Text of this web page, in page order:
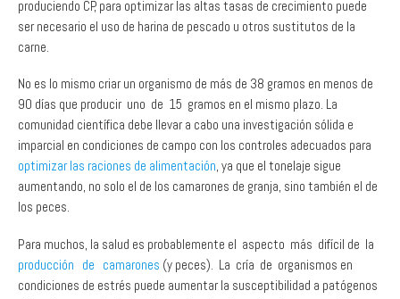
carne.
No es lo mismo criar un organismo de más de 38 gramos en menos de
comunidad científica debe llevar a cabo una investigación sólida e
imparcial en condiciones de campo con los controles adecuados para
optimizar las raciones de alimentación, ya que el tonelaje sigue
aumentando, no solo el de los camarones de granja, sino también el de
los peces.
Para muchos, la salud es probablemente el aspecto más difícil de la
condiciones de estrés puede aumentar la susceptibilidad a patógenos
obligados y oportunistas. La propia naturaleza de algunos paradigmas
de producción, en los que no se controla la presencia de otros